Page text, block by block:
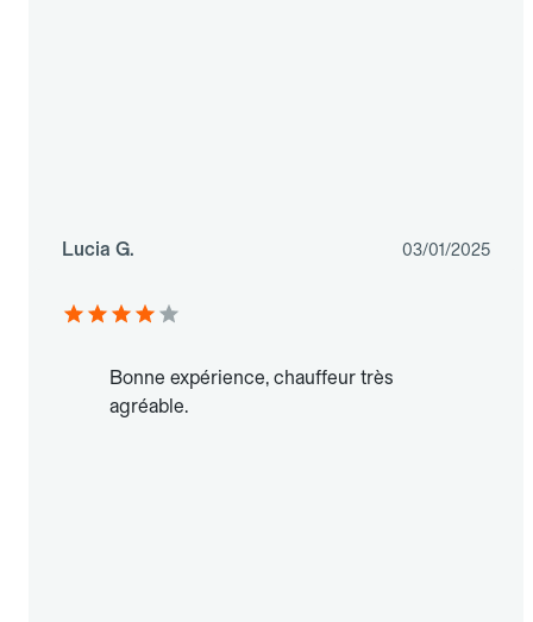
Lucia G. 03/01/2025
Bonne expérience, chauffeur très
agréable.